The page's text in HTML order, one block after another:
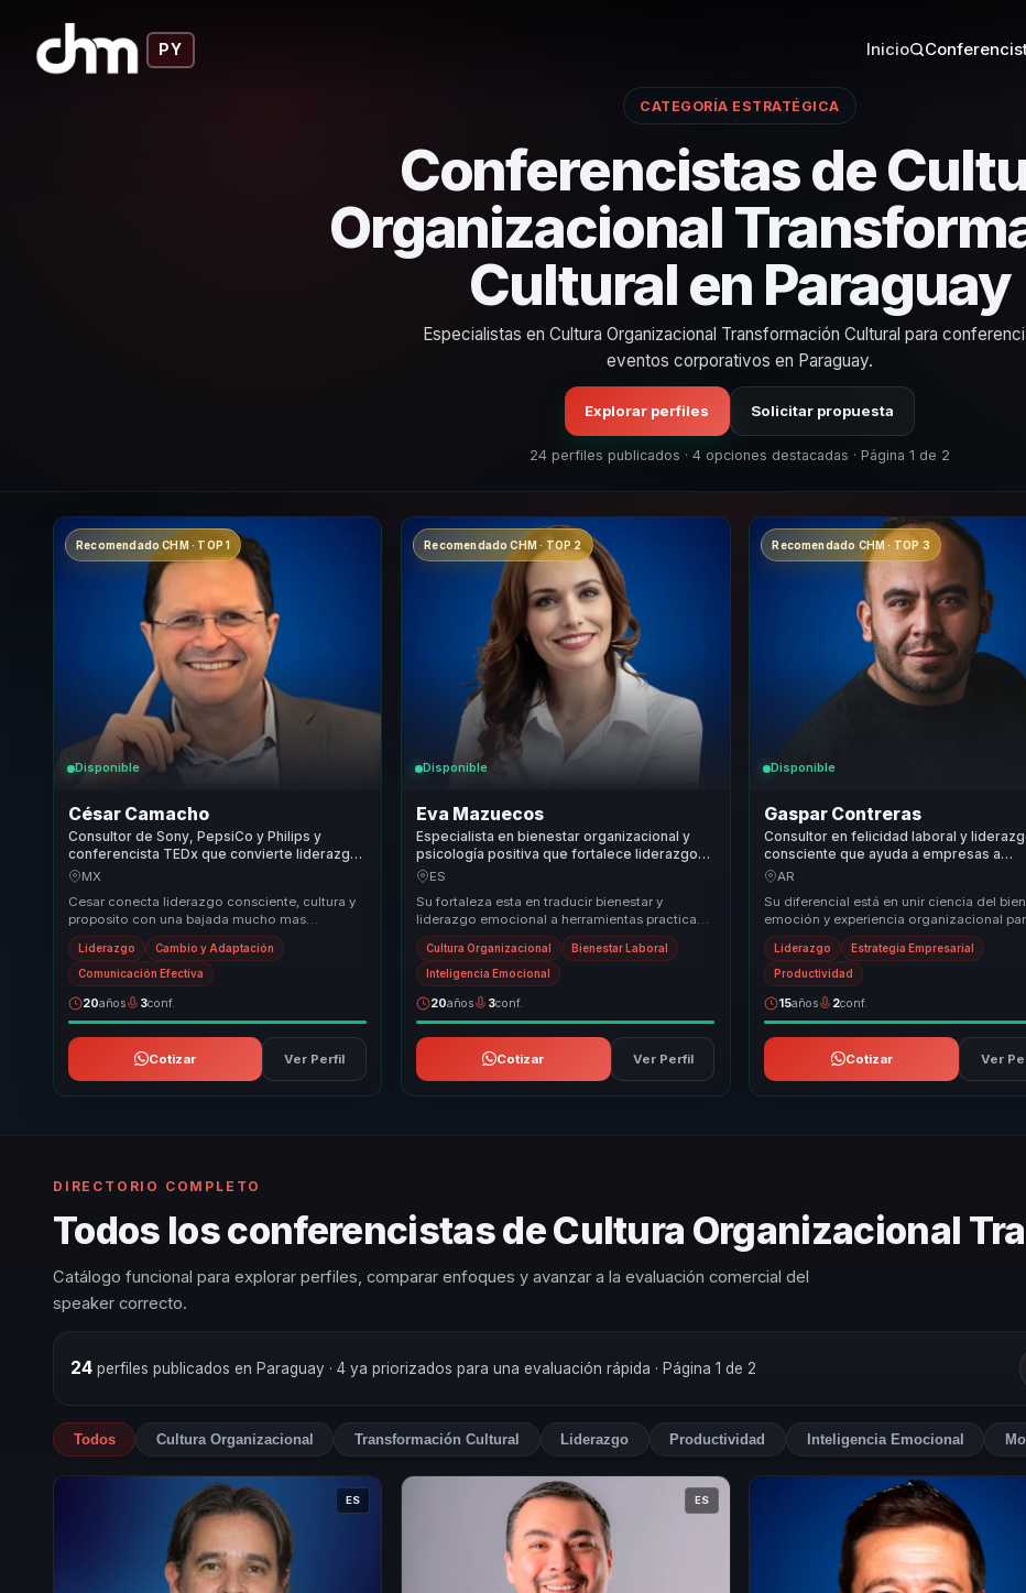
PY Inicio
CATEGORÍA ESTRATÉGICA
Conferencistas de
Organizacional
Cultural en Paraguay
Especialistas en Cultura Organizacional Transformación Cultural para
eventos corporativos en Paraguay.
Explorar perfiles Solicitar propuesta
24 perfiles publicados · 4 opciones destacadas · Página 1 de 2
Recomendado CHM · TOP 1
Disponible
César Camacho
Consultor de Sony, PepsiCo y Philips y
conferencista TEDx que convierte liderazgo
consciente y proposito en cultura y
MX
Cesar conecta liderazgo consciente, cultura y
proposito con una bajada mucho mas
ejecutable para organizaciones que quieren
fortalecer de...
Liderazgo Cambio y Adaptación
Comunicación Efectiva
20años 3conf.
Cotizar Ver Perfil
Recomendado CHM · TOP 2
Disponible
Eva Mazuecos
Especialista en bienestar organizacional y
psicología positiva que fortalece liderazgo
emocional, cohesión y productividad en
ES
Su fortaleza esta en traducir bienestar y
liderazgo emocional a herramientas practicas
para cultura, clima y rendimiento. Lleva una
conve...
Cultura Organizacional Bienestar Laboral
Inteligencia Emocional
20años 3conf.
Cotizar Ver Perfil
Recomendado CHM · TOP 3
Disponible
Gaspar Contreras
Consultor en felicidad laboral y
consciente que ayuda a empresas a
convertir bienestar en cultura y
AR
Su diferencial está en unir ciencia del
emoción y experiencia organizacional
la felicidad deje de sonar abstracta. At...
Liderazgo Estrategia Empresarial
Productividad
15años 2conf.
Cotizar Ver
DIRECTORIO COMPLETO
Todos los conferencistas de Cultura Organizacional
Catálogo funcional para explorar perfiles, comparar enfoques y avanzar a la evaluación comercial del
speaker correcto.
24perfiles publicados en Paraguay · 4 ya priorizados para una evaluación rápida · Página 1 de 2
Todos Cultura Organizacional Transformación Cultural Liderazgo Productividad Inteligencia Emocional
ES ES